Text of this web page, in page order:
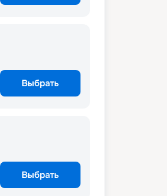
Выбрать
Выбрать